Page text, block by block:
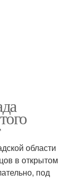
области
в открытом
под